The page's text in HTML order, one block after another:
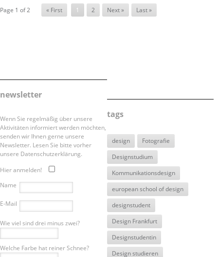
Page 1 of 2 « First 1 2 Next » Last »
newsletter
Wenn Sie regelmäßig über unsere
Aktivitäten informiert werden möchten,
senden wir Ihnen gerne unsere
Newsletter. Lesen Sie bitte vorher
unsere Datenschutzerklärung.
Hier anmelden!
Name
E-Mail
Wie viel sind drei minus zwei?
Welche Farbe hat reiner Schnee?
tags
design
Fotografie
Designstudium
Kommunikationsdesign
european school of design
designstudent
Design Frankfurt
Designstudentin
Design studieren